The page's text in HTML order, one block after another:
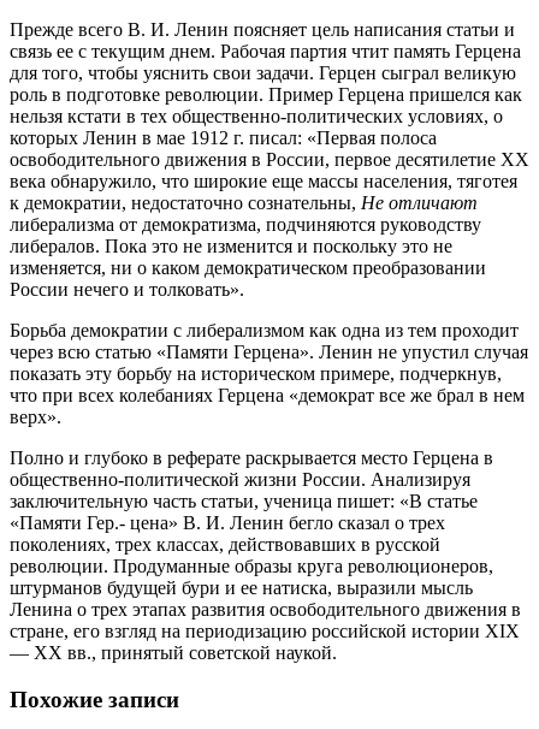
Прежде всего В. И. Ленин поясняет цель написания статьи и
связь ее с текущим днем. Рабочая партия чтит память Герцена
для того, чтобы уяснить свои задачи. Герцен сыграл великую
роль в подготовке революции. Пример Герцена пришелся как
нельзя кстати в тех общественно-политических условиях, о
которых Ленин в мае 1912 г. писал: «Первая полоса
освободительного движения в России, первое десятилетие XX
века обнаружило, что широкие еще массы населения, тяготея
к демократии, недостаточно сознательны, Не отличают
либерализма от демократизма, подчиняются руководству
либералов. Пока это не изменится и поскольку это не
изменяется, ни о каком демократическом преобразовании
России нечего и толковать».
Борьба демократии с либерализмом как одна из тем проходит
через всю статью «Памяти Герцена». Ленин не упустил случая
показать эту борьбу на историческом примере, подчеркнув,
что при всех колебаниях Герцена «демократ все же брал в нем
верх».
Полно и глубоко в реферате раскрывается место Герцена в
общественно-политической жизни России. Анализируя
заключительную часть статьи, ученица пишет: «В статье
«Памяти Гер.- цена» В. И. Ленин бегло сказал о трех
поколениях, трех классах, действовавших в русской
революции. Продуманные образы круга революционеров,
штурманов будущей бури и ее натиска, выразили мысль
Ленина о трех этапах развития освободительного движения в
стране, его взгляд на периодизацию российской истории XIX
— XX вв., принятый советской наукой.
Похожие записи